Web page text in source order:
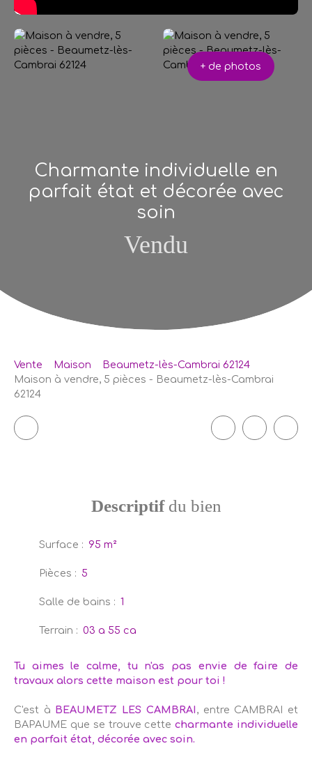
+ de photos
Charmante individuelle en
parfait état et décorée avec
soin
Vendu
Vente Maison
Beaumetz-lès-Cambrai 62124
Maison à vendre, 5 pièces - Beaumetz-lès-Cambrai
62124
Descriptifdu bien
Surface : 95 m²
Pièces : 5
Salle de bains : 1
Terrain : 03 a 55 ca
Tu aimes le calme, tu n'as pas envie de faire de
travaux alors cette maison est pour toi !
C'est à BEAUMETZ LES CAMBRAI, entre CAMBRAI et
BAPAUME que se trouve cettecharmante individuelle
en parfait état, décorée avec soin.